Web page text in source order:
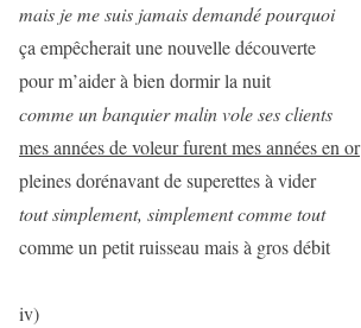
mais je me suis jamais demandé pourquoi
ça empêcherait une nouvelle découverte
pour m’aider à bien dormir la nuit
comme un banquier malin vole ses clients
mes années de voleur furent mes années en or
pleines dorénavant de superettes à vider
tout simplement, simplement comme tout
comme un petit ruisseau mais à gros débit
iv)